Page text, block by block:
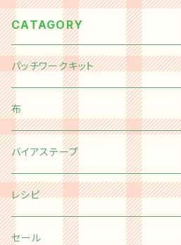
CATAGORY
パッチワークキット
布
切り売り
Happy message 30's
moda
カットクロス
Happy message 30's
チャームパック
バイアステープ
レシピ
セール